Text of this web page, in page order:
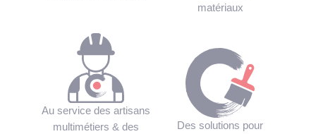
Au service des artisans
multimétiers & des
matériaux
Des solutions pour